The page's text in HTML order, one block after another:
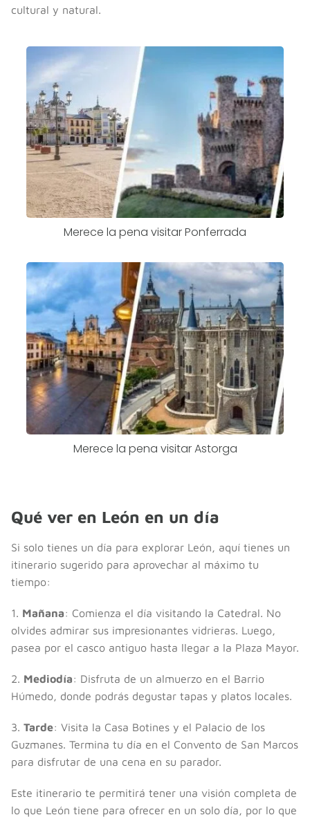
cultural y natural.
Merece la pena visitar Ponferrada
Merece la pena visitar Astorga
Qué ver en León en un día
Si solo tienes un día para explorar León, aquí tienes un
itinerario sugerido para aprovechar al máximo tu
tiempo:
1. Mañana: Comienza el día visitando la Catedral. No
olvides admirar sus impresionantes vidrieras. Luego,
pasea por el casco antiguo hasta llegar a la Plaza Mayor.
2. Mediodía: Disfruta de un almuerzo en el Barrio
Húmedo, donde podrás degustar tapas y platos locales.
3. Tarde: Visita la Casa Botines y el Palacio de los
Guzmanes. Termina tu día en el Convento de San Marcos
para disfrutar de una cena en su parador.
Este itinerario te permitirá tener una visión completa de
lo que León tiene para ofrecer en un solo día, por lo que